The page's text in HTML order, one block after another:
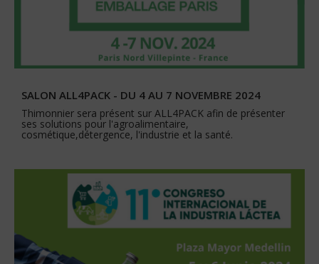
SALON ALL4PACK - DU 4 AU 7 NOVEMBRE 2024
Thimonnier sera présent sur ALL4PACK afin de présenter
ses solutions pour l'agroalimentaire,
cosmétique,détergence, l'industrie et la santé.